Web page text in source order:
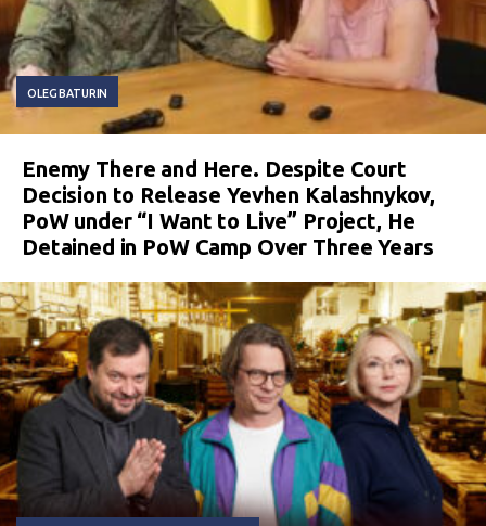
OLEG BATURIN
Enemy There and Here. Despite Court
Decision to Release Yevhen Kalashnykov,
PoW under “I Want to Live” Project, He
Detained in PoW Camp Over Three Years